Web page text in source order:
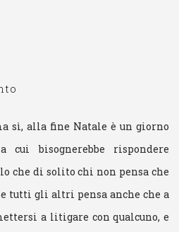
sì, alla fine Natale è un giorno
bisognerebbe rispondere
che di solito chi non pensa che
tutti gli altri pensa anche che a
a litigare con qualcuno, e